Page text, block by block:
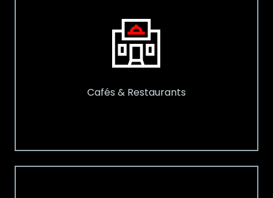
Cafés & Restaurants